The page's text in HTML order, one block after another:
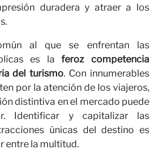
duradera y atraer a los
al que se enfrentan las
es laferoz competencia
del turismo. Con innumerables
por la atención de los viajeros,
distintiva en el mercado puede
Identificar y capitalizar las
únicas del destino es
entre la multitud.